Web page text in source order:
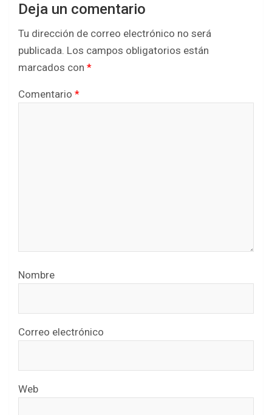
Deja un comentario
Tu dirección de correo electrónico no será
publicada. Los campos obligatorios están
marcados con *
Comentario *
Nombre
Correo electrónico
Web